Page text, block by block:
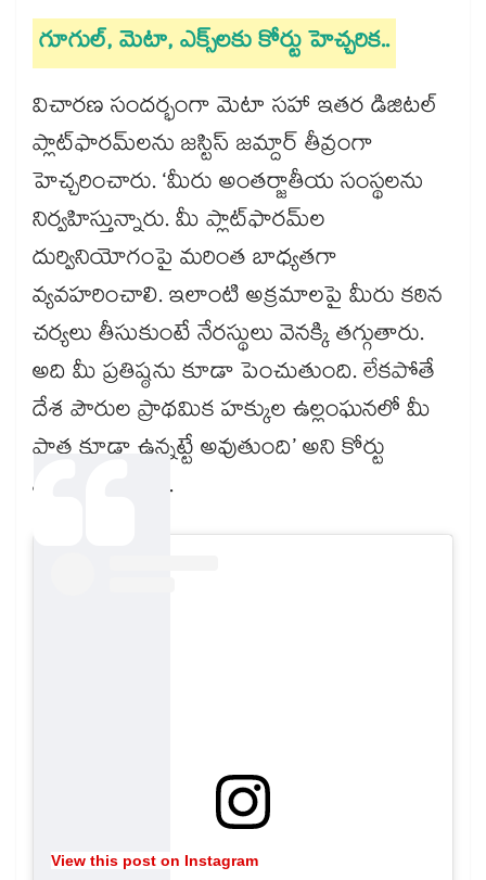
గూగుల్, మెటా, ఎక్స్‌లకు కోర్టు హెచ్చరిక..
విచారణ సందర్భంగా మెటా సహా ఇతర డిజిటల్
ప్లాట్‌ఫారమ్‌లను జస్టిస్ జమ్దార్ తీవ్రంగా
హెచ్చరించారు. ‘మీరు అంతర్జాతీయ సంస్థలను
నిర్వహిస్తున్నారు. మీ ప్లాట్‌ఫారమ్‌ల
దుర్వినియోగంపై మరింత బాధ్యతగా
వ్యవహరించాలి. ఇలాంటి అక్రమాలపై మీరు కఠిన
చర్యలు తీసుకుంటే నేరస్థులు వెనక్కి తగ్గుతారు.
అది మీ ప్రతిష్ఠను కూడా పెంచుతుంది. లేకపోతే
దేశ పౌరుల ప్రాథమిక హక్కుల ఉల్లంఘనలో మీ
పాత్ర కూడా ఉన్నట్టే అవుతుంది’ అని కోర్టు
వ్యాఖ్యానించింది.
View this post on Instagram